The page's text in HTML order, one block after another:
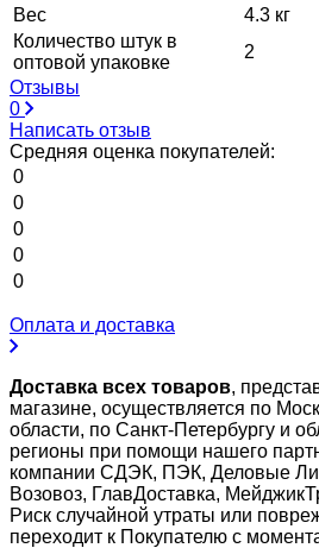
Вес
4.3 кг
Количество штук в
оптовой упаковке
2
Отзывы
0
Написать отзыв
Средняя оценка покупателей:
0
0
0
0
0
Оплата и доставка
Доставка всех товаров,
магазине, осуществляется по
области, по Санкт-Петербургу и
регионы при помощи нашего
компании СДЭК, ПЭК, Деловые
Возовоз, ГлавДоставка,
Риск случайной утраты или
переходит к Покупателю с